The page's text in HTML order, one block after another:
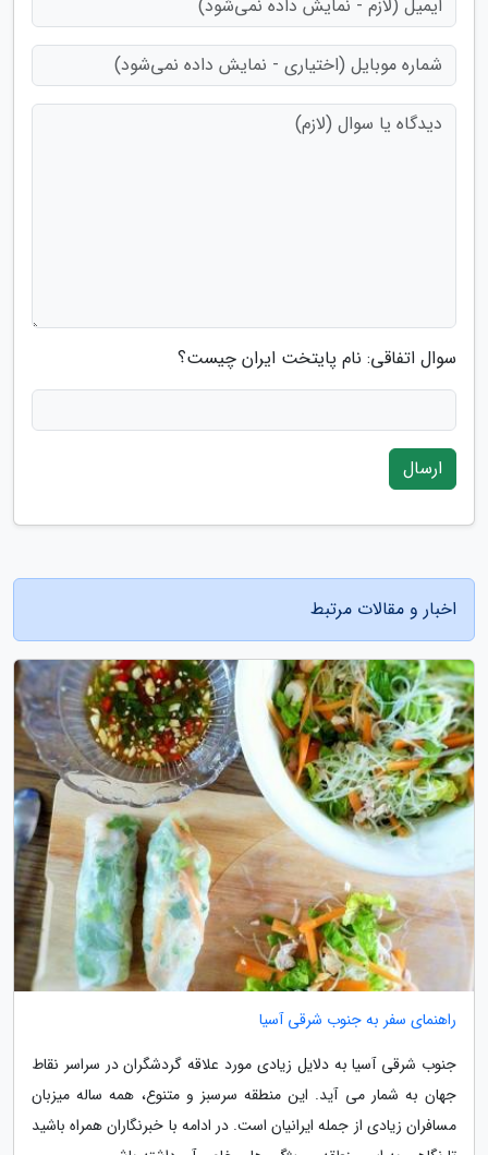
سوال اتفاقی: نام پایتخت ایران چیست؟
ارسال
اخبار و مقالات مرتبط
راهنمای سفر به جنوب شرقی آسیا
جنوب شرقی آسیا به دلایل زیادی مورد علاقه گردشگران در سراسر نقاط
جهان به شمار می آید. این منطقه سرسبز و متنوع، همه ساله میزبان
مسافران زیادی از جمله ایرانیان است. در ادامه با خبرنگاران همراه باشید